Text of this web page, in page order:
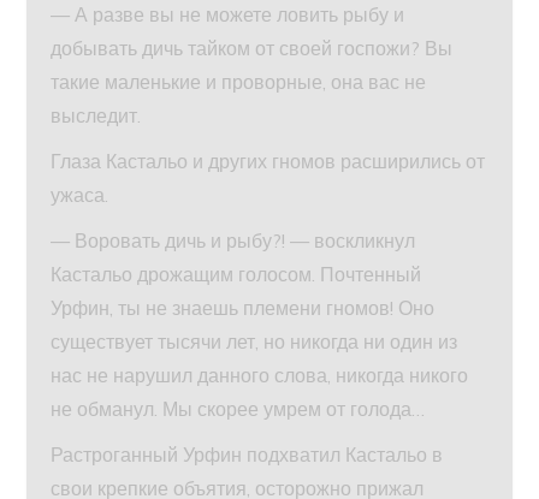
— А разве вы не можете ловить рыбу и
добывать дичь тайком от своей госпожи? Вы
такие маленькие и проворные, она вас не
выследит.
Глаза Кастальо и других гномов расширились от
ужаса.
— Воровать дичь и рыбу?! — воскликнул
Кастальо дрожащим голосом. Почтенный
Урфин, ты не знаешь племени гномов! Оно
существует тысячи лет, но никогда ни один из
нас не нарушил данного слова, никогда никого
не обманул. Мы скорее умрем от голода…
Растроганный Урфин подхватил Кастальо в
свои крепкие объятия, осторожно прижал